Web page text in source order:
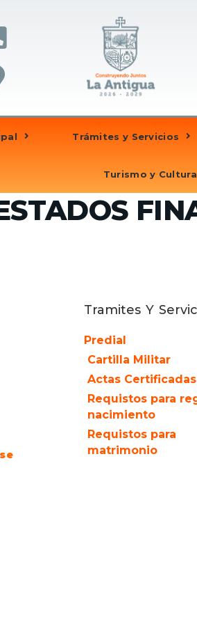
Trámites y Servicios
Turismo y Cultura
Tramites Y
Predial
Cartilla Militar
Actas Certificadas
Requistos para
nacimiento
Requistos para
matrimonio